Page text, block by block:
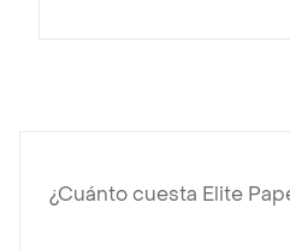
¿Cuánto cuesta Elite